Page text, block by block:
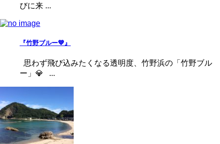
びに来 ...
『竹野ブルー💙』
思わず飛び込みたくなる透明度、竹野浜の「竹野ブル
ー」💎 ...